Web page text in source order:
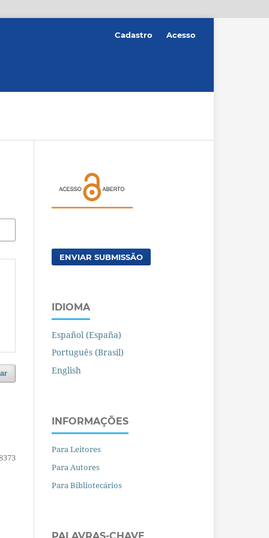
Cadastro Acesso
ENVIAR SUBMISSÃO
IDIOMA
Español (España)
Português (Brasil)
English
INFORMAÇÕES
Para Leitores
Para Autores
Para Bibliotecários